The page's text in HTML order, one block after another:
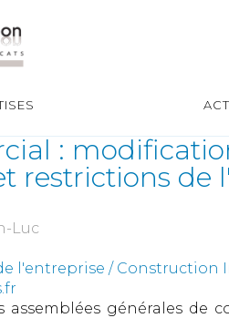
:
restrictions de
Luc
l'entreprise / Construction
assemblées générales de